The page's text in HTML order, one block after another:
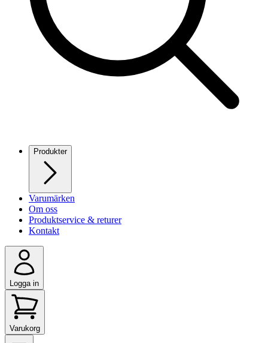
Produkter
Varumärken
Om oss
Produktservice & returer
Kontakt
Logga in
Varukorg